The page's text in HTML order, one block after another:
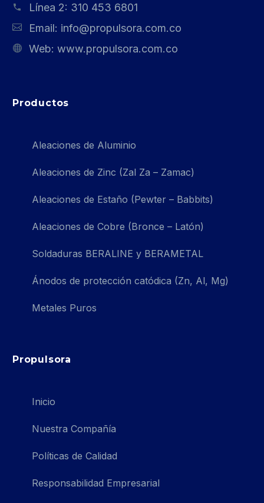
Línea 2: 310 453 6801
Email: info@propulsora.com.co
Web: www.propulsora.com.co
Productos
Aleaciones de Aluminio
Aleaciones de Zinc (Zal Za – Zamac)
Aleaciones de Estaño (Pewter – Babbits)
Aleaciones de Cobre (Bronce – Latón)
Soldaduras BERALINE y BERAMETAL
Ánodos de protección catódica (Zn, Al, Mg)
Metales Puros
Propulsora
Inicio
Nuestra Compañía
Políticas de Calidad
Responsabilidad Empresarial